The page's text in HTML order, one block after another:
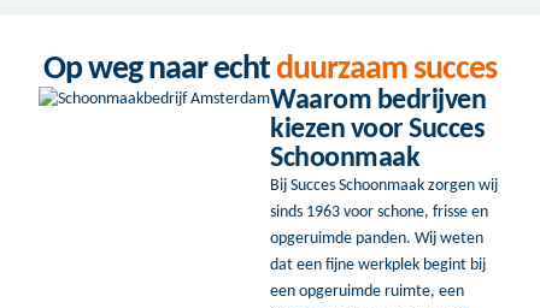
Op weg naar echtduurzaam succes
Waarom bedrijven
kiezen voor Succes
Schoonmaak
Bij Succes Schoonmaak zorgen wij
sinds 1963 voor schone, frisse en
opgeruimde panden. Wij weten
dat een fijne werkplek begint bij
een opgeruimde ruimte, een